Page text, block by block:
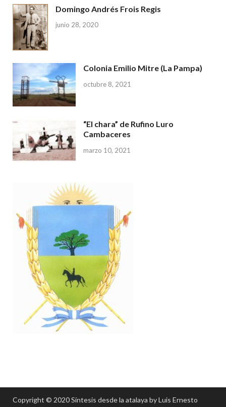
Domingo Andrés Frois Regis
junio 28, 2020
Colonia Emilio Mitre (La Pampa)
octubre 8, 2021
“El chara” de Rufino Luro
Cambaceres
marzo 10, 2021
Copyright © 2020 Síntesis desde la atalaya by Luis Ernesto